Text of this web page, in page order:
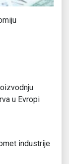
u Evropi
industrije